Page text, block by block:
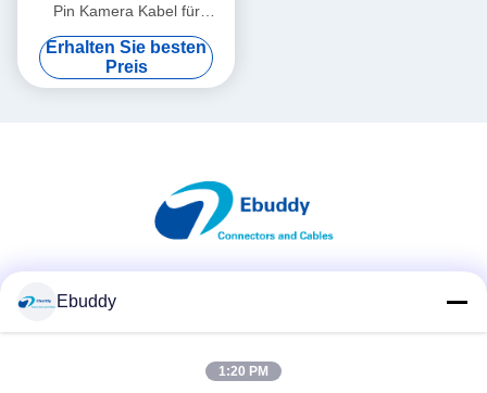
Pin Kamera Kabel für
Easync Sync zu Rot Epic
Time Code Kabel
Erhalten Sie besten
Preis
Ebuddy
1:20 PM